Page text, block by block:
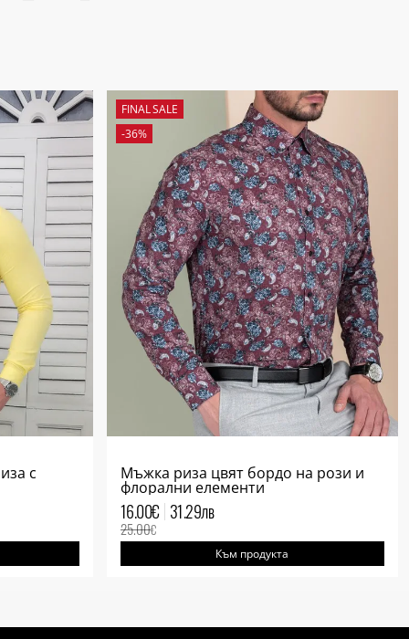
с
FINAL SALE
-36%
Мъжка риза цвят бордо на рози и
флорални елементи
16.00€ 31.29лв
25.00€
Към продукта